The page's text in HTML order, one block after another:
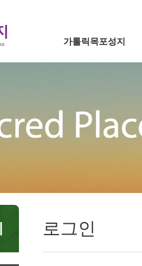
가톨릭목포성지
로그인